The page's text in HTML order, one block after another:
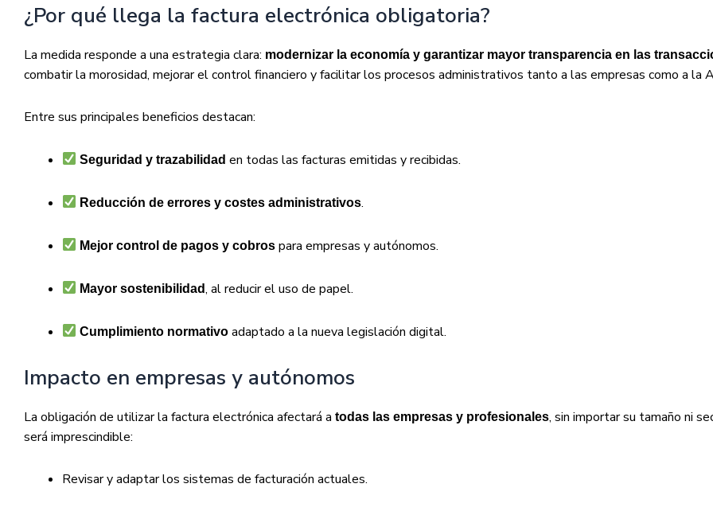
¿Por qué llega la factura electrónica obligatoria?
La medida responde a una estrategia clara: modernizar la economía y garantizar mayor transparencia en las
combatir la morosidad, mejorar el control financiero y facilitar los procesos administrativos tanto a las empresas como a la
Entre sus principales beneficios destacan:
Seguridad y trazabilidad en todas las facturas emitidas y recibidas.
Reducción de errores y costes administrativos.
Mejor control de pagos y cobros para empresas y autónomos.
Mayor sostenibilidad, al reducir el uso de papel.
Cumplimiento normativo adaptado a la nueva legislación digital.
Impacto en empresas y autónomos
La obligación de utilizar la factura electrónica afectará a todas las empresas y profesionales, sin importar su tamaño ni
será imprescindible:
Revisar y adaptar los sistemas de facturación actuales.